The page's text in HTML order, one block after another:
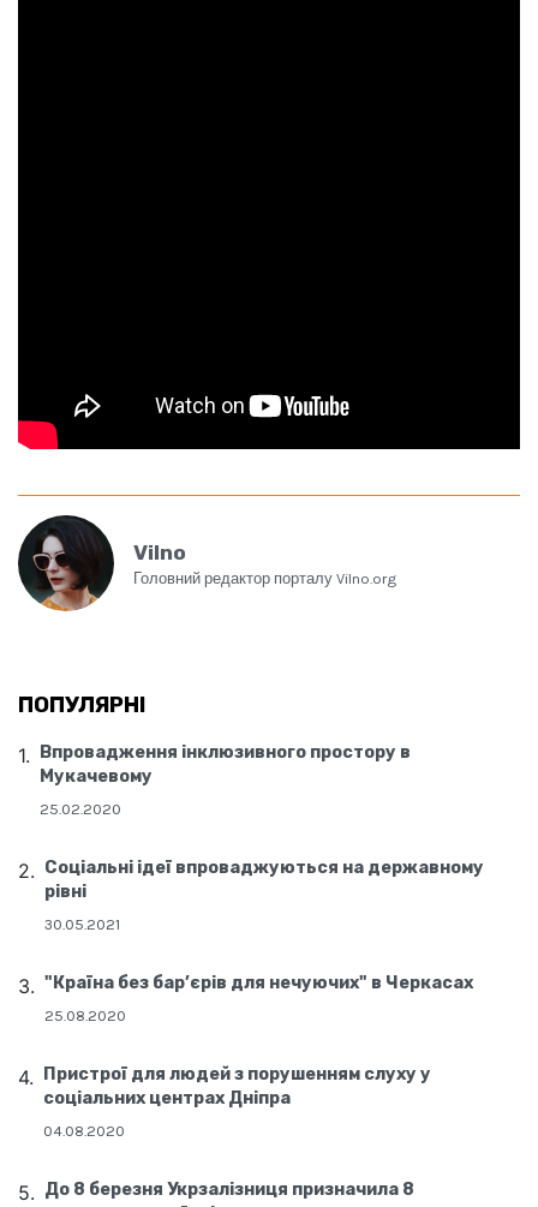
Vilno
Головний редактор порталу Vilno.org
ПОПУЛЯРНІ
Впровадження інклюзивного простору в
Мукачевому
25.02.2020
Соціальні ідеї впроваджуються на державному
рівні
30.05.2021
"Країна без бар’єрів для нечуючих" в Черкасах
25.08.2020
Пристрої для людей з порушенням слуху у
соціальних центрах Дніпра
04.08.2020
До 8 березня Укрзалізниця призначила 8